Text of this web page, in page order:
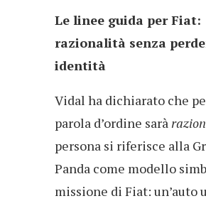
Le linee guida per Fiat:
razionalità senza
identità
Vidal ha dichiarato che
parola d’ordine sarà
persona si riferisce alla
Panda come modello
missione di Fiat: un’auto